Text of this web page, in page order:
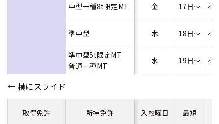
中型一種8t限定MT 金 17日～ ホ
準中型 木 18日～ ホ
準中型5t限定MT
普通一種MT
水 19日～ ホ
取得免許 所持免許 入校曜日 最短